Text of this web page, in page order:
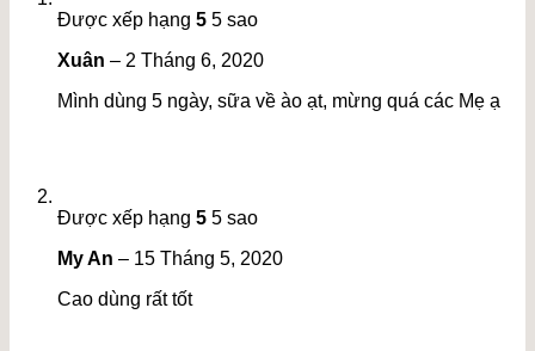
Được xếp hạng 5 5 sao
Xuân – 2 Tháng 6, 2020
Mình dùng 5 ngày, sữa về ào ạt, mừng quá các Mẹ ạ
Được xếp hạng 5 5 sao
My An – 15 Tháng 5, 2020
Cao dùng rất tốt